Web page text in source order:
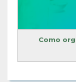
Como